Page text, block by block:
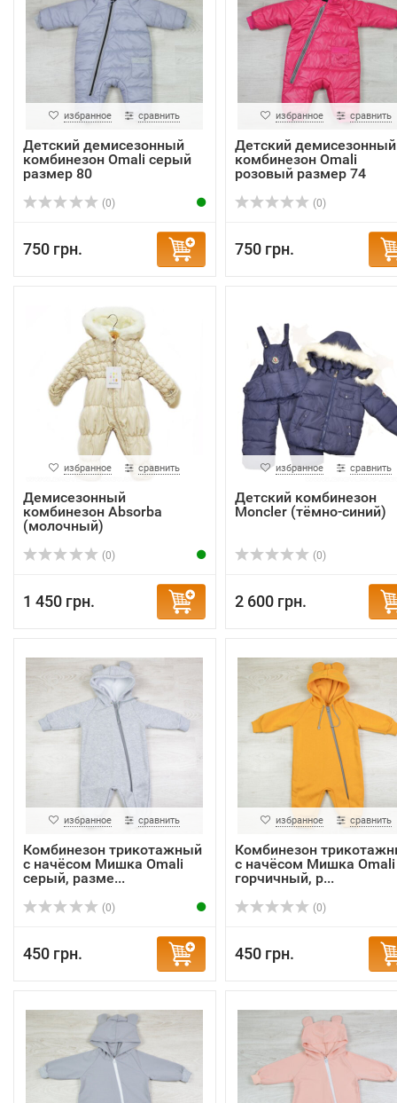
избранное сравнить
Детский демисезонный
комбинезон Omali серый
размер 80
(0)
750 грн.
избранное сравнить
Детский демисезонный
комбинезон Omali
розовый размер 74
(0)
750 грн.
избранное сравнить
Демисезонный
комбинезон Absorba
(молочный)
(0)
1 450 грн.
избранное сравнить
Детский комбинезон
Moncler (тёмно-синий)
(0)
2 600 грн.
избранное сравнить
Комбинезон трикотажный
с начёсом Мишка Omali
серый, разме...
(0)
450 грн.
избранное сравнить
Комбинезон
с начёсом Мишка Omali
горчичный, р...
(0)
450 грн.